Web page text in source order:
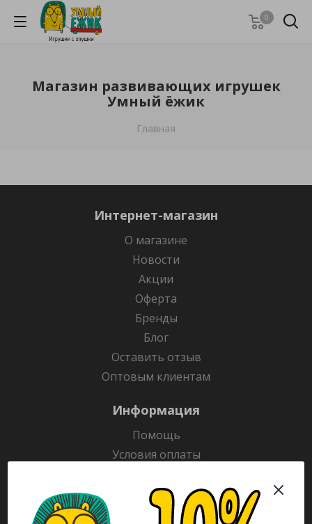
0
Магазин развивающих игрушек
Умный ёжик
Главная
Интернет-магазин
О магазине
Новости
Акции
Оферта
Бренды
Блог
Оставить отзыв
Оптовым клиентам
Информация
Помощь
Условия оплаты
Гарантия на товар
Раскраски